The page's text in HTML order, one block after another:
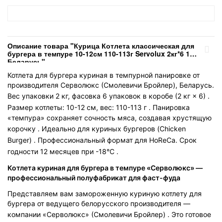
Описание товара "Курица Котлета классическая для
бургера в темпуре 10-12см 110-113г Servolux 2кг*6 1шт
Беларусь"
Котлета для бургера куриная в темпурной панировке от
производителя Серволюкс (Смолевичи Бройлер), Беларусь.
Вес упаковки 2 кг, фасовка 6 упаковок в коробе (2 кг × 6) .
Размер котлеты: 10-12 см, вес: 110-113 г . Панировка
«темпура» сохраняет сочность мяса, создавая хрустящую
корочку . Идеально для куриных бургеров (Chicken
Burger) . Профессиональный формат для HoReCa. Срок
годности 12 месяцев при -18°C .
Котлета куриная для бургера в темпуре «Серволюкс» —
профессиональный полуфабрикат для фаст-фуда
Представляем вам замороженную куриную котлету для
бургера от ведущего белорусского производителя —
компании «Серволюкс» (Смолевичи Бройлер) . Это готовое